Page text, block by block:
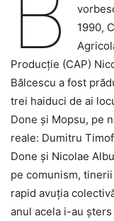
1990,
Producţie (CAP)
Bălcescu a fost
trei haiduci de ai
Done și Mopsu, pe
reale: Dumitru
Done și Nicolae
pe comunism,
rapid avuția
anul acela i-au